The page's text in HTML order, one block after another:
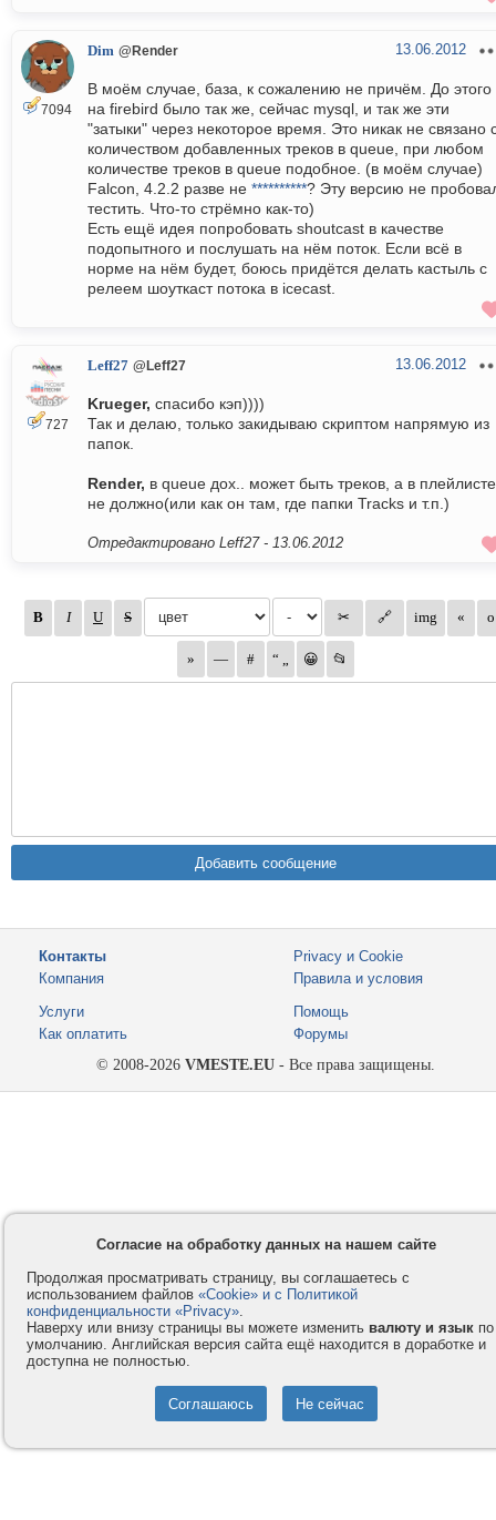
7094
Dim @Render 13.06.2012
В моём случае, база, к сожалению не причём. До этого
на firebird было так же, сейчас mysql, и так же эти
"затыки" через некоторое время. Это никак не связано
количеством добавленных треков в queue, при любом
количестве треков в queue подобное. (в моём случае)
Falcon, 4.2.2 разве не **********? Эту версию не
тестить. Что-то стрёмно как-то)
Есть ещё идея попробовать shoutcast в качестве
подопытного и послушать на нём поток. Если всё в
норме на нём будет, боюсь придётся делать кастыль с
релеем шоуткаст потока в icecast.
727
Leff27 @Leff27 13.06.2012
Krueger, спасибо кэп))))
Так и делаю, только закидываю скриптом напрямую из
папок.
Render, в queue дох.. может быть треков, а в плейлисте
не должно(или как он там, где папки Tracks и т.п.)
Отредактировано Leff27 - 13.06.2012
Контакты
Компания
Privacy и Cookie
Правила и условия
Услуги
Как оплатить
Помощь
Форумы
© 2008-2026 VMESTE.EU - Все права защищены.
Согласие на обработку данных на нашем сайте
Продолжая просматривать страницу, вы соглашаетесь с
использованием файлов «Cookie» и с Политикой
конфиденциальности «Privacy».
Наверху или внизу страницы вы можете изменить валюту и язык по
умолчанию. Английская версия сайта ещё находится в доработке и
доступна не полностью.